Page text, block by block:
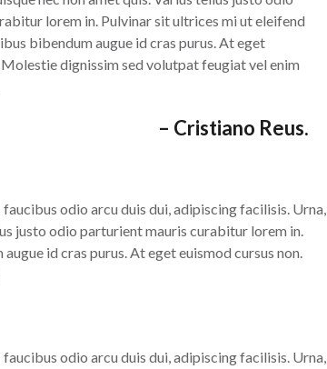
lorem in. Pulvinar sit ultrices mi ut eleifend
bibendum augue id cras purus. At eget
Molestie dignissim sed volutpat feugiat vel enim
– Cristiano Reus.
odio arcu duis dui, adipiscing facilisis. Urna,
justo odio parturient mauris curabitur lorem in.
id cras purus. At eget euismod cursus non.
odio arcu duis dui, adipiscing facilisis. Urna,